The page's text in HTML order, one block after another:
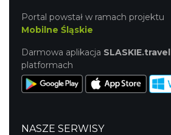
Portal powstał w ramach projektu
Mobilne Śląskie
Darmowa aplikacja SLASKIE.travel
platformach
NASZE SERWISY